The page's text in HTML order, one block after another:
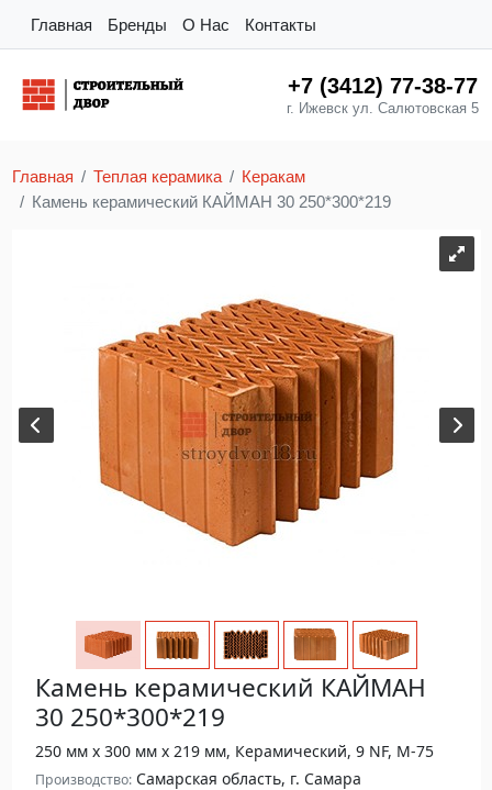
Главная Бренды О Нас Контакты
+7 (3412) 77-38-77
г. Ижевск ул. Салютовская 5
Главная Теплая керамика
Керакам
Камень керамический КАЙМАН 30 250*300*219
Камень керамический КАЙМАН
30 250*300*219
250 мм х 300 мм х 219 мм, Керамический, 9 NF, М-75
Производство:Самарская область, г. Самара